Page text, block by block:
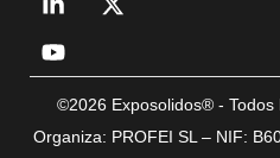
©2026 Exposolidos® -
Organiza: PROFEI SL – NIF: